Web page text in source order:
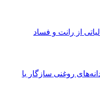
روغنی سازگار با